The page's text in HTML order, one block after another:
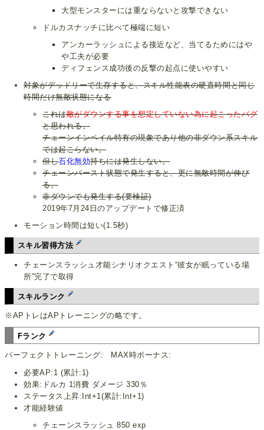
大型モンスターには重ならないと攻撃できない
ドルカスナッチに比べて極端に短い
アンカーラッシュによる接近など、当てるためにはや
や工夫が必要
ディフェンス成功後の反撃の起点に使いやすい
対象がデッドリーで生存すると、スキル性能表の硬直時間と同じ
時間だけ無敵状態になる
これは敵がダウンする事を想定していない為に起こったバグ
と思われる。
チェーンインペイル特有の現象であり他の非ダウン系スキル
では起こらない。
但し石化無効持ちには発生しない。
チェーンバースト状態で発生すると、更に無敵時間が伸び
る。
非ダウンでも発生する(要検証)
2019年7月24日のアップデートで修正済
モーション時間は短い(1.5秒)
スキル習得方法
チェーンスラッシュ才能シナリオクエスト“彼女が眠っている場
所”完了で取得
スキルランク
※APトレはAPトレーニングの略です。
Fランク
パーフェクトトレーニング: MAX時ボーナス:
必要AP:1 (累計:1)
効果:ドルカ 1消費 ダメージ 330％
ステータス上昇:Int+1(累計:Int+1)
才能経験値
チェーンスラッシュ 850 exp